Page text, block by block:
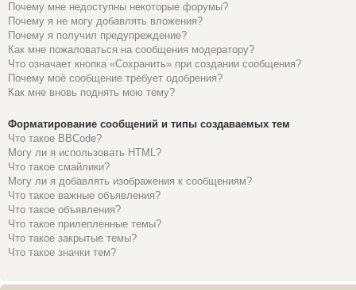
Почему мне недоступны некоторые форумы?
Почему я не могу добавлять вложения?
Почему я получил предупреждение?
Как мне пожаловаться на сообщения модератору?
Что означает кнопка «Сохранить» при создании сообщения?
Почему моё сообщение требует одобрения?
Как мне вновь поднять мою тему?
Форматирование сообщений и типы создаваемых тем
Что такое BBCode?
Могу ли я использовать HTML?
Что такое смайлики?
Могу ли я добавлять изображения к сообщениям?
Что такое важные объявления?
Что такое объявления?
Что такое прилепленные темы?
Что такое закрытые темы?
Что такое значки тем?